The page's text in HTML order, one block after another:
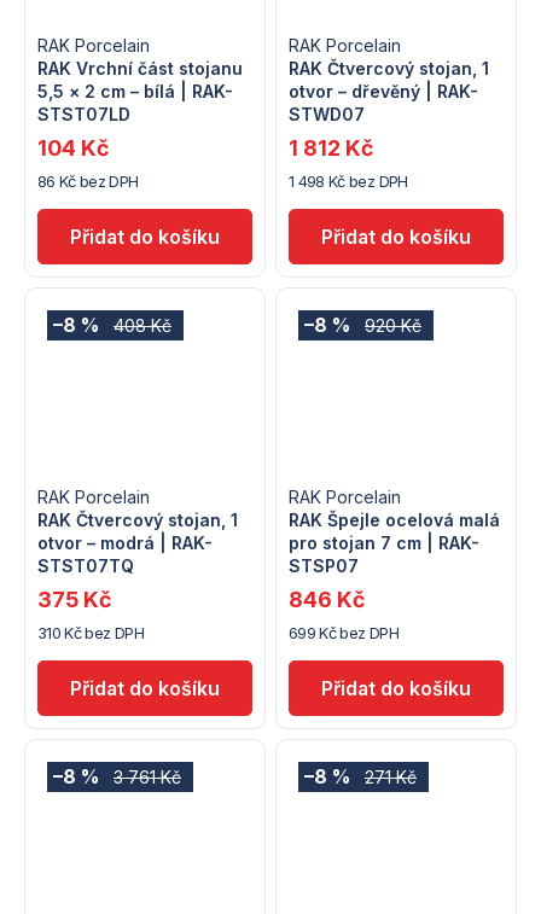
RAK Vrchní část stojanu
5,5 × 2 cm – bílá | RAK-
STST07LD
RAK Porcelain
86 Kč bez DPH
104 Kč
RAK Čtvercový stojan, 1
otvor – dřevěný | RAK-
STWD07
RAK Porcelain
1 498 Kč bez DPH
1 812 Kč
408 Kč
–8 %
RAK Čtvercový stojan, 1
otvor – modrá | RAK-
STST07TQ
RAK Porcelain
310 Kč bez DPH
375 Kč
920 Kč
–8 %
RAK Špejle ocelová malá
pro stojan 7 cm | RAK-
STSP07
RAK Porcelain
699 Kč bez DPH
846 Kč
3 761 Kč
–8 % 271 Kč
–8 %